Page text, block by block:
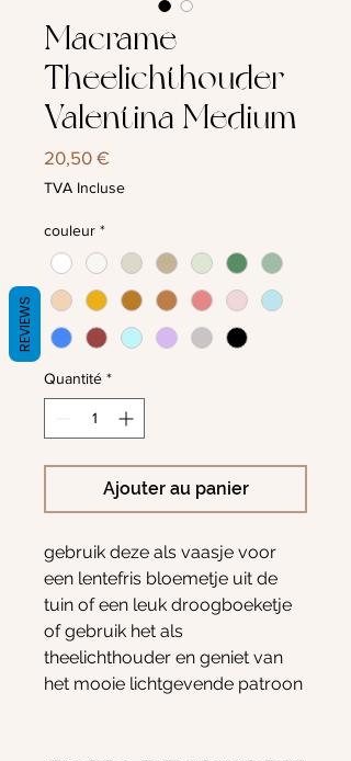
Macrame
Theelichthouder
Valentina Medium
20,50 €
TVA Incluse
couleur *
Quantité *
Ajouter au panier
gebruik deze als vaasje voor
een lentefris bloemetje uit de
tuin of een leuk droogboeketje
of gebruik het als
theelichthouder en geniet van
het mooie lichtgevende patroon
REVIEWS